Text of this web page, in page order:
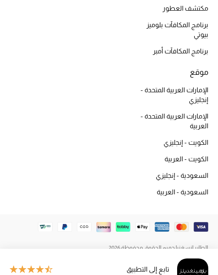
مكتشف العطور
العناية بالبشرة
مستحضرات العناية
العناية بالشعر
الصحة والعافية
مجموعة الجمال
تابع إلى التطبيق
مكتشف العطور
برنامج المكافآت بلوميز
بيوتي
برنامج المكافآت أمبر
موقع
الإمارات العربية المتحدة -
إنجليزي
الإمارات العربية المتحدة -
العربية
الكويت - إنجليزي
الكويت - العربية
السعودية - إنجليزي
السعودية - العربية
الطاير إنسغنيا جميع الحقوق محفوظة 2026